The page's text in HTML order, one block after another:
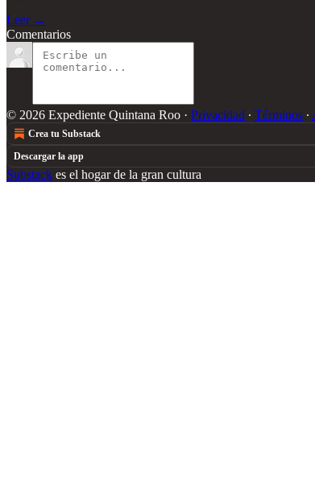
Leer →
Comentarios
© 2026 Expediente Quintana Roo · Privacidad ∙ Términos ∙
Crea tu Substack
Descargar la app
Substack es el hogar de la gran cultura